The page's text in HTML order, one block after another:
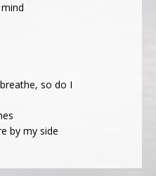
so do I
by my side